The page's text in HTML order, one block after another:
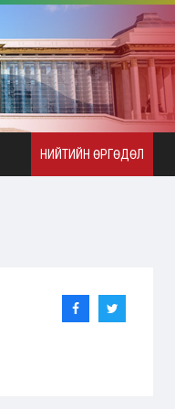
НИЙТИЙН ӨРГӨДӨЛ